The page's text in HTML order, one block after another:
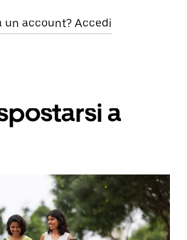
un account? Accedi
a